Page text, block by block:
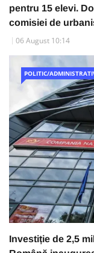
pentru 15 elevi.
comisiei de
06 August 10:14
POLITIC/
Investiție de 2,5